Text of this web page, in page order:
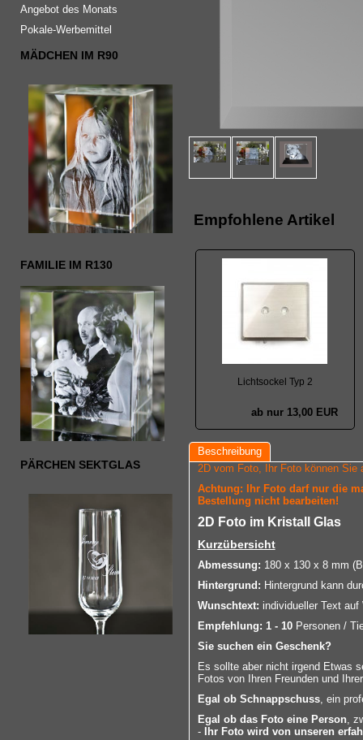
Angebot des Monats
Pokale-Werbemittel
MÄDCHEN IM R90
FAMILIE IM R130
PÄRCHEN SEKTGLAS
Empfohlene Artikel
Lichtsockel Typ 2
ab nur 13,00 EUR
Beschreibung
2D vom Foto, Ihr Foto können Sie
Achtung: Ihr Foto darf nur die
Bestellung nicht bearbeiten!
2D Foto im Kristall Glas
Kurzübersicht
Abmessung: 180 x 130 x 8 mm
Hintergrund: Hintergrund kann
Wunschtext: individueller Text
Empfehlung: 1 - 10Personen /
Sie suchen ein Geschenk?
Es sollte aber nicht irgend Etwas
Fotos von Ihren Freunden und
Egal ob Schnappschuss, ein
Egal ob das Foto eine Person,
-
Ihr Foto wird von unseren